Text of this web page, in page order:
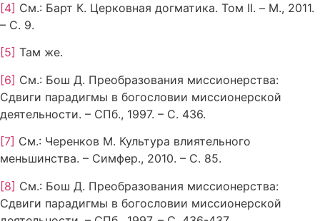
[4] См.: Барт К. Церковная догматика. Том II. – М., 2011.
– С. 9.
[5] Там же.
[6] См.: Бош Д. Преобразования миссионерства:
Сдвиги парадигмы в богословии миссионерской
деятельности. – СПб., 1997. – С. 436.
[7] См.: Черенков М. Культура влиятельного
меньшинства. – Симфер., 2010. – С. 85.
[8] См.: Бош Д. Преобразования миссионерства:
Сдвиги парадигмы в богословии миссионерской